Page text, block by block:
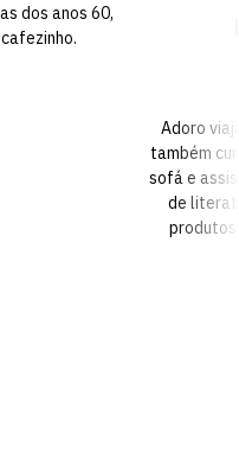
dos anos 60,
Adoro
também
sofá e
de